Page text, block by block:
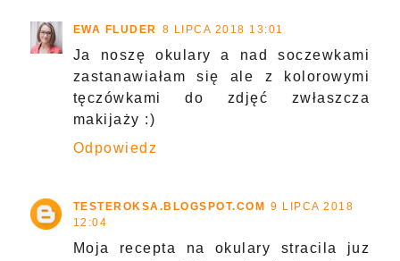
EWA FLUDER 8 LIPCA 2018 13:01
Ja noszę okulary a nad soczewkami
zastanawiałam się ale z kolorowymi
tęczówkami do zdjęć zwłaszcza
makijaży :)
Odpowiedz
TESTEROKSA.BLOGSPOT.COM
9 LIPCA 2018
12:04
Moja recepta na okulary stracila juz